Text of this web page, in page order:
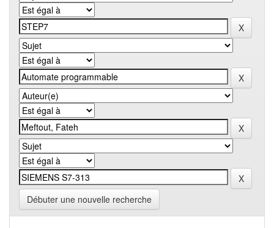
Débuter une nouvelle recherche